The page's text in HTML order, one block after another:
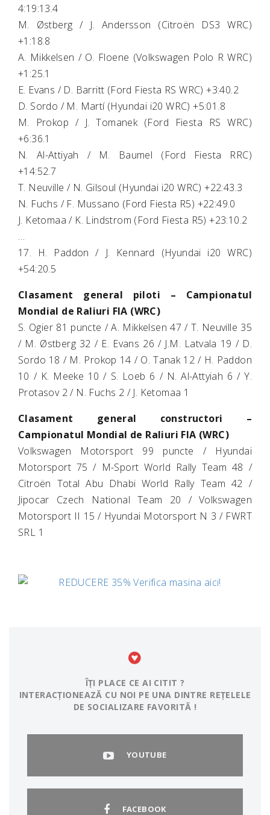
4:19:13.4
M. Østberg / J. Andersson (Citroën DS3 WRC)
+1:18.8
A. Mikkelsen / O. Floene (Volkswagen Polo R WRC)
+1:25.1
E. Evans / D. Barritt (Ford Fiesta RS WRC) +3:40.2
D. Sordo / M. Martí (Hyundai i20 WRC) +5:01.8
M. Prokop / J. Tomanek (Ford Fiesta RS WRC)
+6:36.1
N. Al-Attiyah / M. Baumel (Ford Fiesta RRC)
+14:52.7
T. Neuville / N. Gilsoul (Hyundai i20 WRC) +22:43.3
N. Fuchs / F. Mussano (Ford Fiesta R5) +22:49.0
J. Ketomaa / K. Lindstrom (Ford Fiesta R5) +23:10.2
…
17. H. Paddon / J. Kennard (Hyundai i20 WRC)
+54:20.5
Clasament general piloti – Campionatul
Mondial de Raliuri FIA (WRC)
S. Ogier 81 puncte / A. Mikkelsen 47 / T. Neuville 35
/ M. Østberg 32 / E. Evans 26 / J.M. Latvala 19 / D.
Sordo 18 / M. Prokop 14 / O. Tanak 12 / H. Paddon
10 / K. Meeke 10 / S. Loeb 6 / N. Al-Attyiah 6 / Y.
Protasov 2 / N. Fuchs 2 / J. Ketomaa 1
Clasament general constructori –
Campionatul Mondial de Raliuri FIA (WRC)
Volkswagen Motorsport 99 puncte / Hyundai
Motorsport 75 / M-Sport World Rally Team 48 /
Citroën Total Abu Dhabi World Rally Team 42 /
Jipocar Czech National Team 20 / Volkswagen
Motorsport II 15 / Hyundai Motorsport N 3 / FWRT
SRL 1
ÎȚI PLACE CE AI CITIT ?
INTERACȚIONEAZĂ CU NOI PE UNA DINTRE REȚELELE
DE SOCIALIZARE FAVORITĂ !
YOUTUBE
FACEBOOK